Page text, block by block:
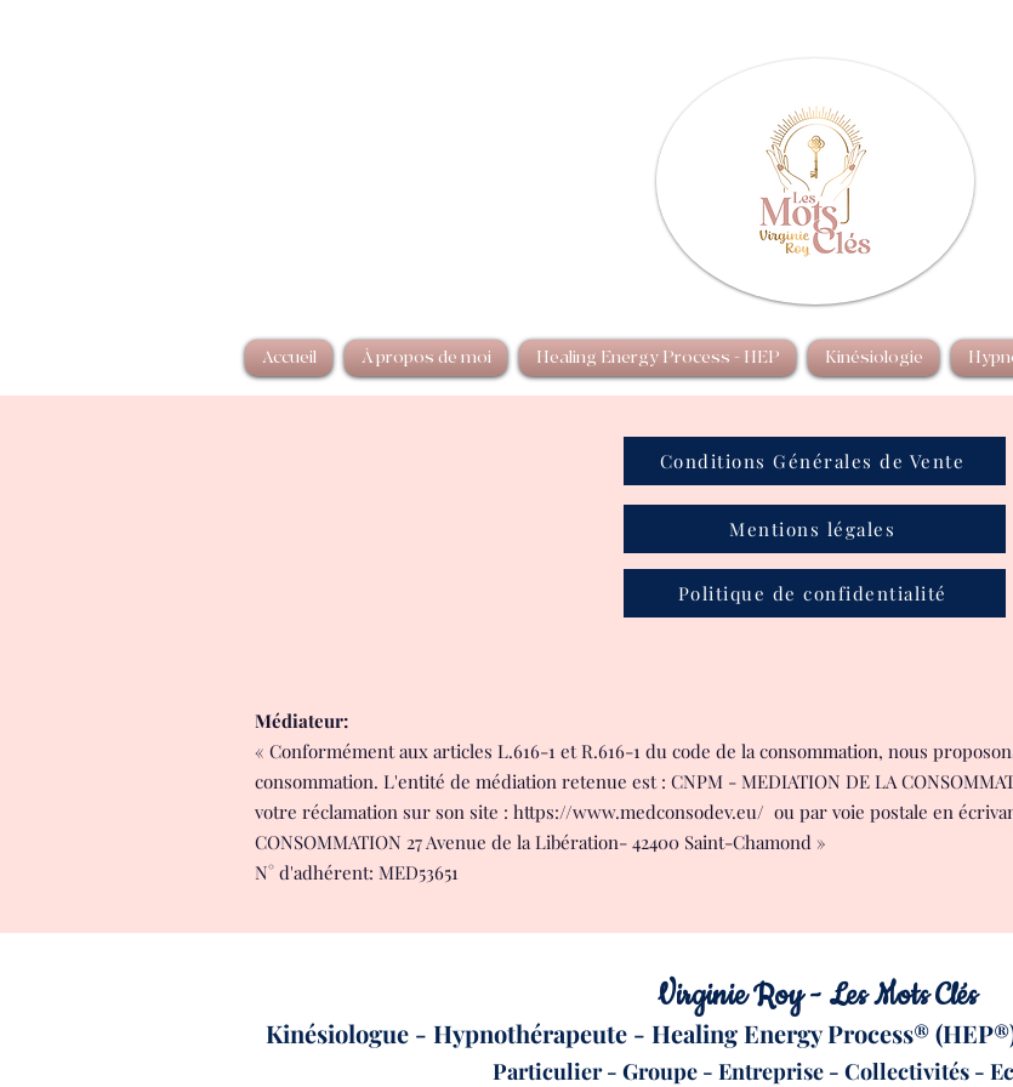
Accueil À propos de moi Healing Energy Process - HEP Kinésiologie
Conditions Générales de Vente
Mentions légales
Politique de confidentialité
Médiateur:
« Conformément aux articles L.616-1 et R.616-1 du code de la consommation, nous
consommation. L'entité de médiation retenue est : CNPM - MEDIATION DE LA
votre réclamation sur son site : https://www.medconsodev.eu/ ou par voie postale en
CONSOMMATION 27 Avenue de la Libération- 42400 Saint-Chamond »
N° d'adhérent: MED53651
Virginie Roy - Les Mots Clés
Kinésiologue - Hypnothérapeute - Healing Energy Process®
Particulier - Groupe - Entreprise - Collectivités -